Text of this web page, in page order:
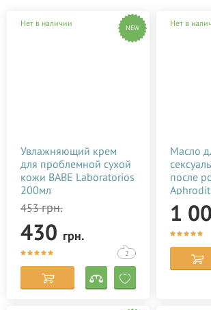
Нет в наличии NEW
Увлажняющий крем
для проблемной сухой
кожи BABE Laboratorios
200мл
453грн.
430 грн.
2
Нет в
Масло
после
100 мл
1